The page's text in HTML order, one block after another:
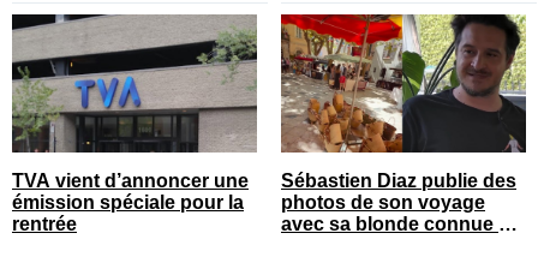
TVA vient d’annoncer une
émission spéciale pour la
rentrée
Sébastien Diaz publie des
photos de son voyage
avec sa blonde connue en